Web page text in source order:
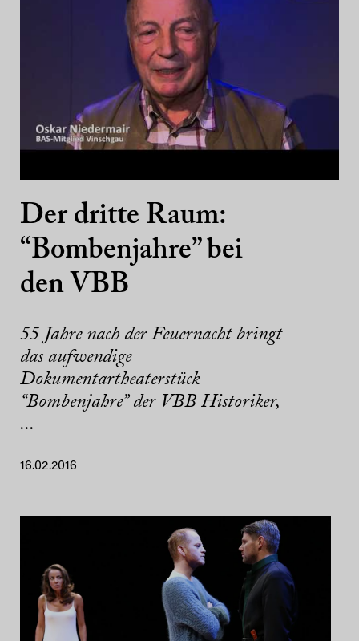
Der dritte Raum:
“Bombenjahre” bei
den VBB
55 Jahre nach der Feuernacht bringt
das aufwendige
Dokumentartheaterstück
“Bombenjahre” der VBB Historiker,
...
16.02.2016